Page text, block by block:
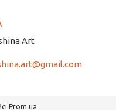
Art
Prom.ua